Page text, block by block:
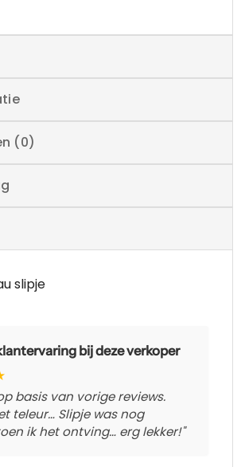
(0)
slipje
bij deze verkoper
basis van vorige reviews.
teleur… Slipje was nog
ik het ontving… erg lekker!"